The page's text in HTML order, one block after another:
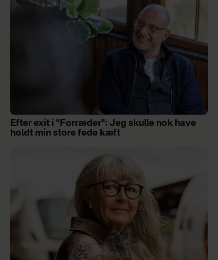
Efter exit i "Forræder": Jeg skulle nok have
holdt min store fede kæft